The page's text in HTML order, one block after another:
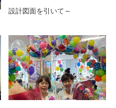
設計図面を引いて～